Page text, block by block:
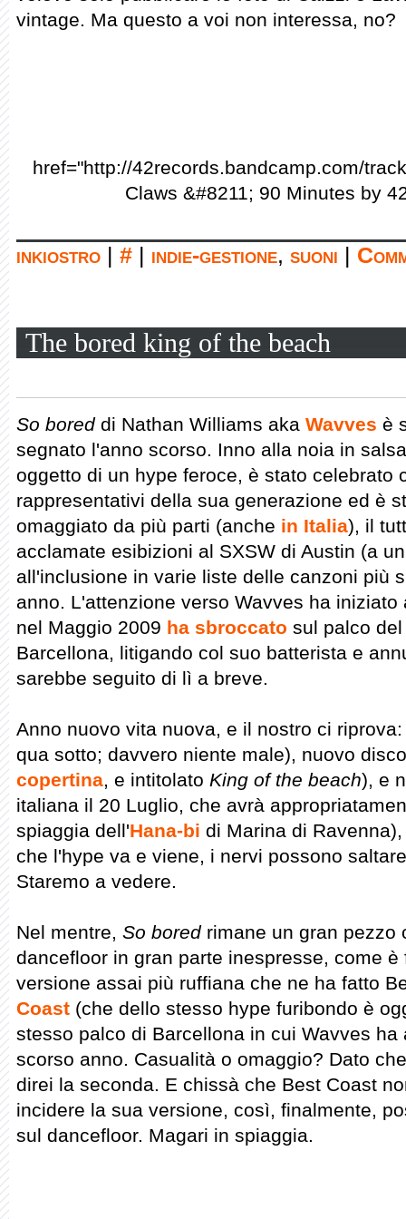
vintage. Ma questo a voi non interessa, no?
href="http://42records.bandcamp.com/
Claws &#8211; 90 Minutes by
inkiostro # indie-gestione, suoni
The bored king of the beach
So boreddi Nathan Williams aka Wavves è
segnato l'anno scorso. Inno alla noia in
oggetto di un hype feroce, è stato celebrato
rappresentativi della sua generazione ed è
omaggiato da più parti (anche in Italia), il
acclamate esibizioni al SXSW di Austin (a
all'inclusione in varie liste delle canzoni più
anno. L'attenzione verso Wavves ha
nel Maggio 2009 ha sbroccato sul palco
Barcellona, litigando col suo batterista e
sarebbe seguito di lì a breve.
Anno nuovo vita nuova, e il nostro ci
qua sotto; davvero niente male), nuovo
copertina, e intitolato King of the beach), e
italiana il 20 Luglio, che avrà
spiaggia dell'Hana-bi di Marina di
che l'hype va e viene, i nervi possono
Staremo a vedere.
Nel mentre, So boredrimane un gran pezzo
dancefloor in gran parte inespresse, come
versione assai più ruffiana che ne ha fatto
Coast (che dello stesso hype furibondo è
stesso palco di Barcellona in cui Wavves
scorso anno. Casualità o omaggio? Dato
direi la seconda. E chissà che Best Coast
incidere la sua versione, così, finalmente,
sul dancefloor. Magari in spiaggia.